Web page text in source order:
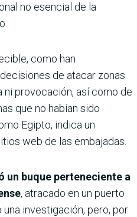
no esencial de la
como han
de atacar zonas
ni provocación, así como de
que no habían sido
Egipto, indica un
web de las embajadas.
un buque perteneciente a
, atracado en un puerto
investigación, pero, por